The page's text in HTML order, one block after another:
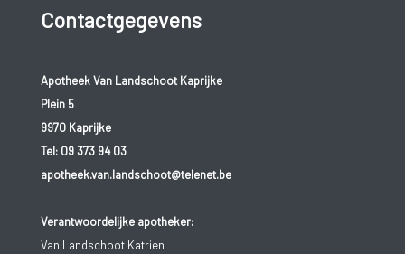
Contactgegevens
Apotheek Van Landschoot Kaprijke
Plein 5
9970 Kaprijke
Tel: 09 373 94 03
apotheek.van.landschoot@telenet.be
Verantwoordelijke apotheker:
Van Landschoot Katrien